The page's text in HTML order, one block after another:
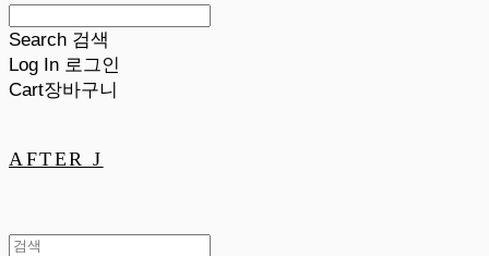
Search 검색
Log In 로그인
Cart장바구니
AFTER J